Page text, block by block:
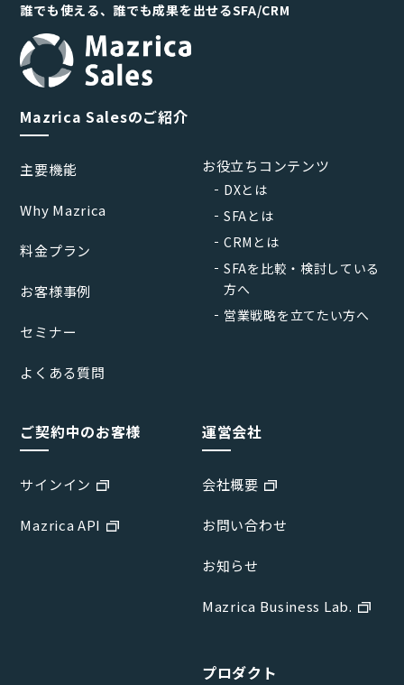
誰でも使える、誰でも成果を出せるSFA/CRM
Mazrica Salesのご紹介
主要機能
Why Mazrica
料金プラン
お客様事例
セミナー
よくある質問
お役立ちコンテンツ
DXとは
SFAとは
CRMとは
SFAを比較・検討している
方へ
営業戦略を立てたい方へ
ご契約中のお客様
サインイン
Mazrica API
運営会社
会社概要
お問い合わせ
お知らせ
Mazrica Business Lab.
プロダクト